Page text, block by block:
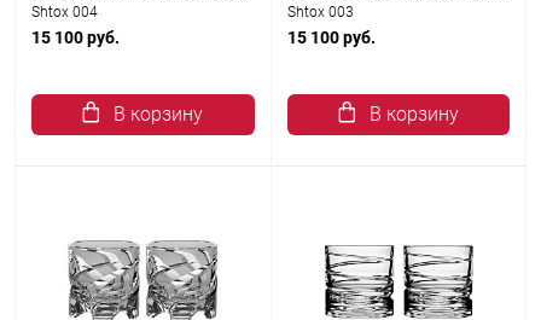
Shtox 004
15 100 руб.
В корзину
Shtox 003
15 100 руб.
В корзину